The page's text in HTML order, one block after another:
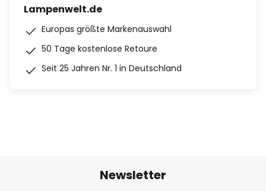
Lampenwelt.de
Europas größte Markenauswahl
50 Tage kostenlose Retoure
Seit 25 Jahren Nr. 1 in Deutschland
Newsletter